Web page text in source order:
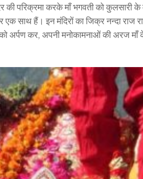
की परिक्रमा करके माँ भगवती को कुलसारी
एक साथ हैं। इन मंदिरों का जिक्र नन्दा राज
अर्पण कर, अपनी मनोकामनाओं की अरज